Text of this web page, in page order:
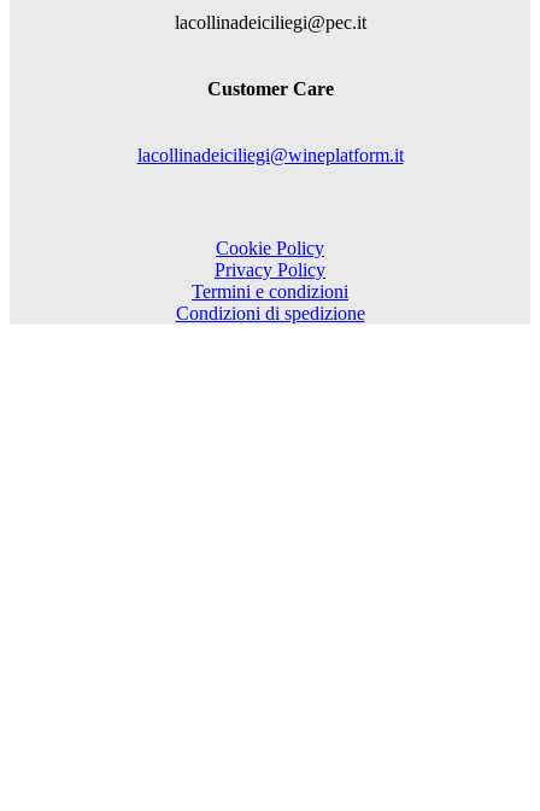
lacollinadeiciliegi@pec.it
Customer Care
lacollinadeiciliegi@wineplatform.it
Cookie Policy
Privacy Policy
Termini e condizioni
Condizioni di spedizione